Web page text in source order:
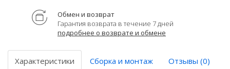
Обмен и возврат
Гарантия возврата в течение 7 дней
подробнее о возврате и обмене
Характеристики Сборка и монтаж Отзывы (0)